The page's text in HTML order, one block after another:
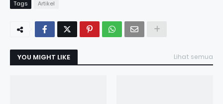
Tags Artikel
YOU MIGHT LIKE Lihat semua